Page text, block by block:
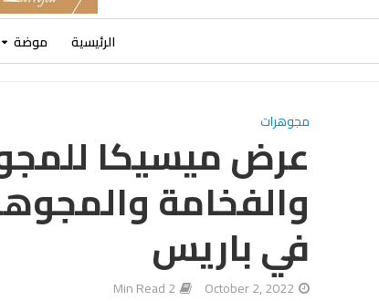
الرئيسية موضة
مجوهرات
عرض ميسيكا
والفخامة
في باريس
October 2, 2022
2 Min Read